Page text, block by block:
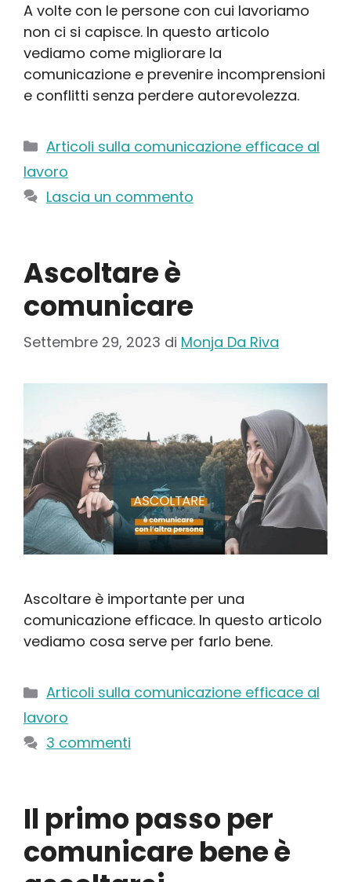
A volte con le persone con cui lavoriamo
non ci si capisce. In questo articolo
vediamo come migliorare la
comunicazione e prevenire incomprensioni
e conflitti senza perdere autorevolezza.
Categorie
Articoli sulla comunicazione efficace al
lavoro
Lascia un commento
Ascoltare è
comunicare
Settembre 29, 2023 di Monja Da Riva
Ascoltare è importante per una
comunicazione efficace. In questo articolo
vediamo cosa serve per farlo bene.
Categorie
Articoli sulla comunicazione efficace al
lavoro
3 commenti
Il primo passo per
comunicare bene è